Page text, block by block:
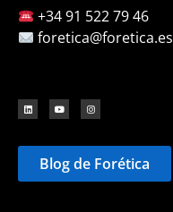
+34 91 522 79 46
foretica@foretica.es
Blog de Forética